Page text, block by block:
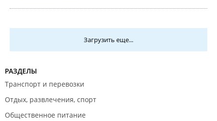
Загрузить еще...
РАЗДЕЛЫ
Транспорт и перевозки
Отдых, развлечения, спорт
Общественное питание